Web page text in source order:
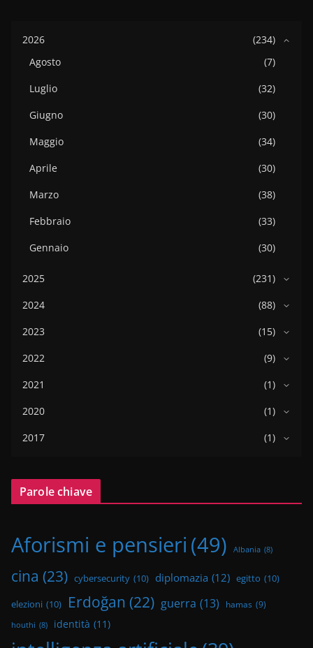
2026
(234)
Agosto
(7)
Luglio
(32)
Giugno
(30)
Maggio
(34)
Aprile
(30)
Marzo
(38)
Febbraio
(33)
Gennaio
(30)
2025
(231)
2024
(88)
2023
(15)
2022
(9)
2021
(1)
2020
(1)
2017
(1)
Parole chiave
Aforismi e pensieri (49) Albania (8)
cina (23) cybersecurity (10) diplomazia (12) egitto (10)
elezioni (10) Erdoğan (22) guerra (13) hamas (9)
houthi (8) identità (11)